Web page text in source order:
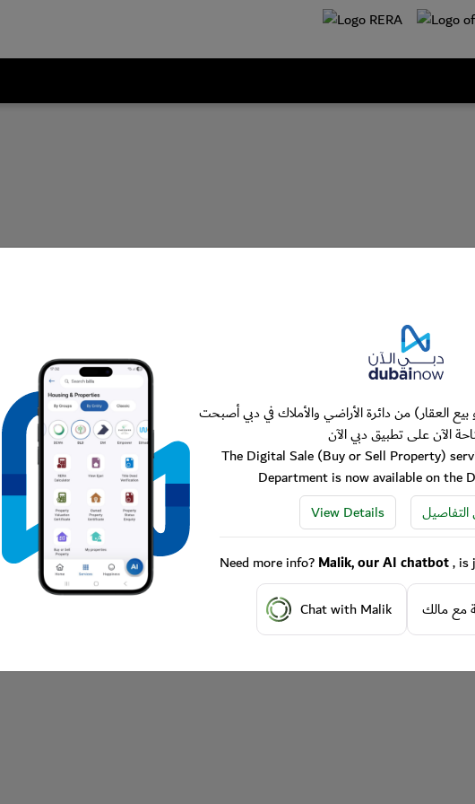
العقار) من دائرة الأراضي والأملاك في دبي أصبحت
الآن على تطبيق دبي الآن
The Digital Sale (Buy or Sell Property)
Department is now available on the
View Details
Need more info?Malik, our AI chatbot, is
Chat with Malik
مع مالك